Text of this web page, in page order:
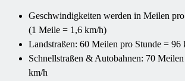
Geschwindigkeiten werden in Meilen pro
(1 Meile = 1,6 km/h)
Landstraßen: 60 Meilen pro Stunde = 96
Schnellstraßen & Autobahnen: 70
km/h